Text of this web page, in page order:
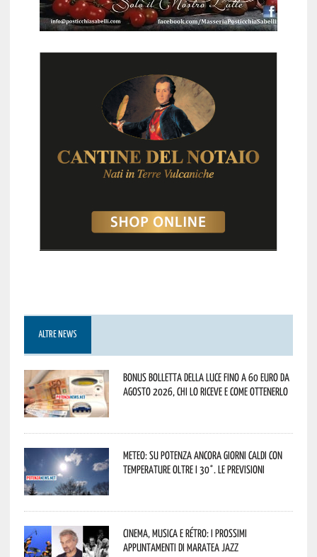
ALTRE NEWS
Bonus bolletta della luce fino a 60 euro da
agosto 2026, chi lo riceve e come ottenerlo
Meteo: su Potenza ancora giorni caldi con
temperature oltre i 30°. Le previsioni
Cinema, musica e rétro: i prossimi
appuntamenti di Maratea Jazz